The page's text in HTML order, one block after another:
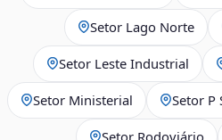
Setor Lago Norte
Setor Leste Industrial
Setor Ministerial Setor P
Setor Rodoviário